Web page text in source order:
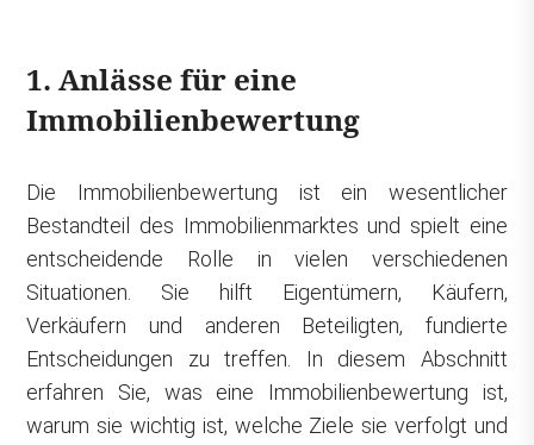
1. Anlässe für eine
Immobilienbewertung
Die Immobilienbewertung ist ein wesentlicher
Bestandteil des Immobilienmarktes und spielt eine
entscheidende Rolle in vielen verschiedenen
Situationen. Sie hilft Eigentümern, Käufern,
Verkäufern und anderen Beteiligten, fundierte
Entscheidungen zu treffen. In diesem Abschnitt
erfahren Sie, was eine Immobilienbewertung ist,
warum sie wichtig ist, welche Ziele sie verfolgt und